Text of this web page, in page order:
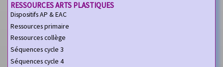
RESSOURCES ARTS PLASTIQUES
Dispositifs AP & EAC
Ressources primaire
Ressources collège
Séquences cycle 3
Séquences cycle 4